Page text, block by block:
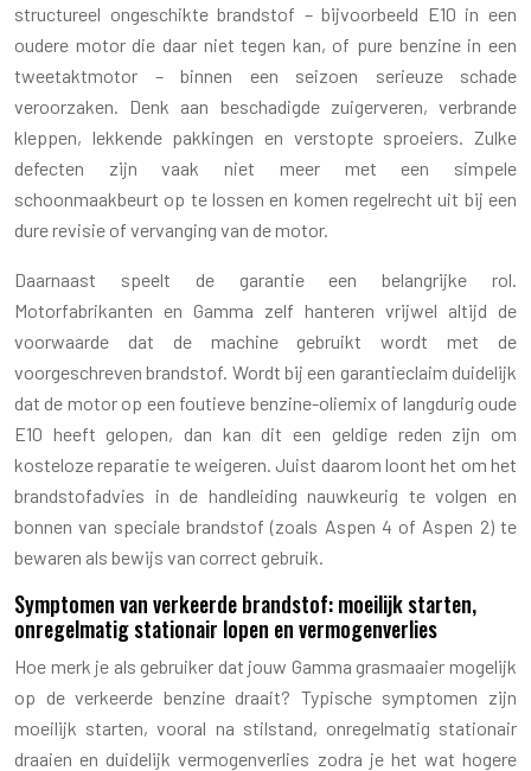
structureel ongeschikte brandstof – bijvoorbeeld E10 in een
oudere motor die daar niet tegen kan, of pure benzine in een
tweetaktmotor – binnen een seizoen serieuze schade
veroorzaken. Denk aan beschadigde zuigerveren, verbrande
kleppen, lekkende pakkingen en verstopte sproeiers. Zulke
defecten zijn vaak niet meer met een simpele
schoonmaakbeurt op te lossen en komen regelrecht uit bij een
dure revisie of vervanging van de motor.
Daarnaast speelt de garantie een belangrijke rol.
Motorfabrikanten en Gamma zelf hanteren vrijwel altijd de
voorwaarde dat de machine gebruikt wordt met de
voorgeschreven brandstof. Wordt bij een garantieclaim duidelijk
dat de motor op een foutieve benzine-oliemix of langdurig oude
E10 heeft gelopen, dan kan dit een geldige reden zijn om
kosteloze reparatie te weigeren. Juist daarom loont het om het
brandstofadvies in de handleiding nauwkeurig te volgen en
bonnen van speciale brandstof (zoals Aspen 4 of Aspen 2) te
bewaren als bewijs van correct gebruik.
Symptomen van verkeerde brandstof: moeilijk starten,
onregelmatig stationair lopen en vermogenverlies
Hoe merk je als gebruiker dat jouw Gamma grasmaaier mogelijk
op de verkeerde benzine draait? Typische symptomen zijn
moeilijk starten, vooral na stilstand, onregelmatig stationair
draaien en duidelijk vermogenverlies zodra je het wat hogere